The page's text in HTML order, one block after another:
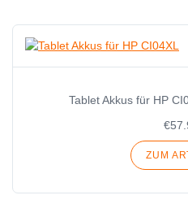
Tablet Akkus für HP
ZUM